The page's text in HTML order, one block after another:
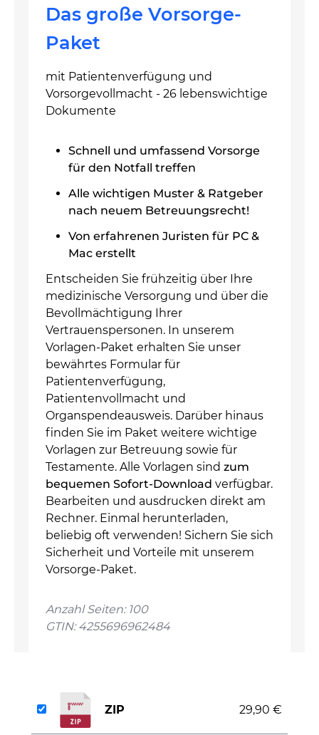
Das große Vorsorge-
Paket
mit Patientenverfügung und
Vorsorgevollmacht - 26 lebenswichtige
Dokumente
Schnell und umfassend Vorsorge
für den Notfall treffen
Alle wichtigen Muster & Ratgeber
nach neuem Betreuungsrecht!
Von erfahrenen Juristen für PC &
Mac erstellt
Entscheiden Sie frühzeitig über Ihre
medizinische Versorgung und über die
Bevollmächtigung Ihrer
Vertrauenspersonen. In unserem
Vorlagen-Paket erhalten Sie unser
bewährtes Formular für
Patientenverfügung,
Patientenvollmacht und
Organspendeausweis. Darüber hinaus
finden Sie im Paket weitere wichtige
Vorlagen zur Betreuung sowie für
Testamente. Alle Vorlagen sind zum
bequemen Sofort-Download verfügbar.
Bearbeiten und ausdrucken direkt am
Rechner. Einmal herunterladen,
beliebig oft verwenden! Sichern Sie sich
Sicherheit und Vorteile mit unserem
Vorsorge-Paket.
Anzahl Seiten: 100
GTIN: 4255696962484
ZIP 29,90 €